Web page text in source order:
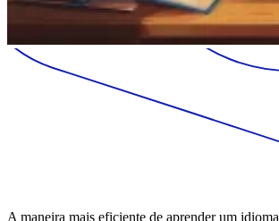
A maneira mais eficiente de aprender um idioma